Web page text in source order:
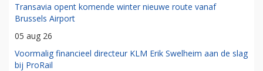
Transavia opent komende winter nieuwe route vanaf
Brussels Airport
05 aug 26
Voormalig financieel directeur KLM Erik Swelheim aan de slag
bij ProRail